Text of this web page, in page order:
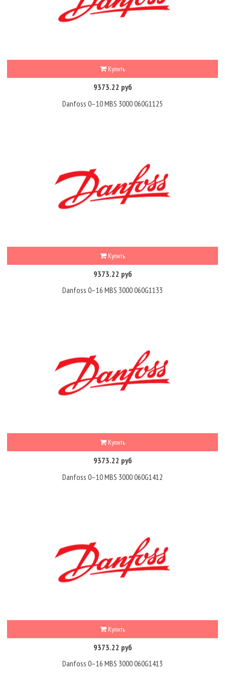
Купить
9373.22 руб
Danfoss 0–10 MBS 3000 060G1125
Купить
9373.22 руб
Danfoss 0–16 MBS 3000 060G1133
Купить
9373.22 руб
Danfoss 0–10 MBS 3000 060G1412
Купить
9373.22 руб
Danfoss 0–16 MBS 3000 060G1413